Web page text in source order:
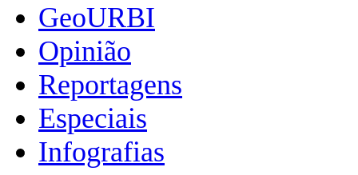
GeoURBI
Opinião
Reportagens
Especiais
Infografias